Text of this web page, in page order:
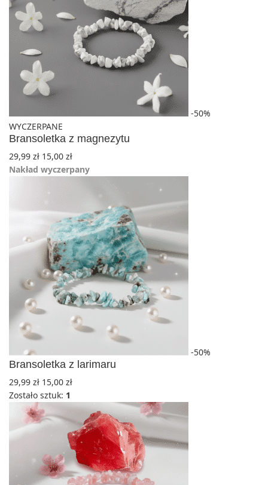
-50%
WYCZERPANE
Bransoletka z magnezytu
29,99 zł 15,00 zł
Nakład wyczerpany
-50%
Bransoletka z larimaru
29,99 zł 15,00 zł
Zostało sztuk: 1